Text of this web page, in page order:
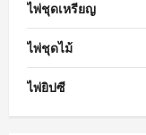
ไพ่ชุดเหรียญ
ไพ่ชุดไม้
ไพ่ยิปซี